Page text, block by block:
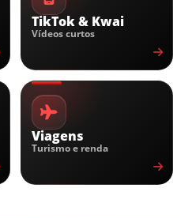
TikTok & Kwai
Vídeos curtos
Viagens
Turismo e renda